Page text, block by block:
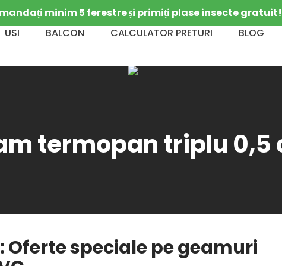
minim 5 ferestre și primiți plase insecte gratuit!
USI BALCON CALCULATOR PRETURI BLOG
termopan triplu
speciale pe geamuri